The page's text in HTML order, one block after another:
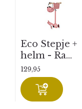
Eco Stepje +
helm - Ra...
129,95